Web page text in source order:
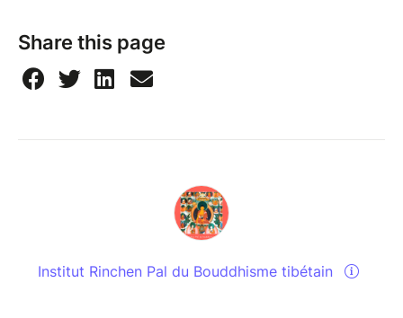
Share this page
Institut Rinchen Pal du Bouddhisme tibétain